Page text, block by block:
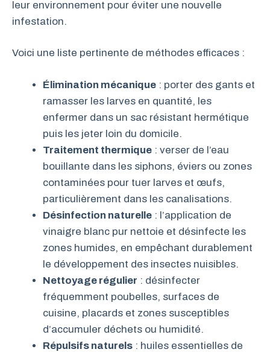
leur environnement pour éviter une nouvelle
infestation.
Voici une liste pertinente de méthodes efficaces :
Élimination mécanique : porter des gants et
ramasser les larves en quantité, les
enfermer dans un sac résistant hermétique
puis les jeter loin du domicile.
Traitement thermique : verser de l’eau
bouillante dans les siphons, éviers ou zones
contaminées pour tuer larves et œufs,
particulièrement dans les canalisations.
Désinfection naturelle : l’application de
vinaigre blanc pur nettoie et désinfecte les
zones humides, en empêchant durablement
le développement des insectes nuisibles.
Nettoyage régulier : désinfecter
fréquemment poubelles, surfaces de
cuisine, placards et zones susceptibles
d’accumuler déchets ou humidité.
Répulsifs naturels : huiles essentielles de